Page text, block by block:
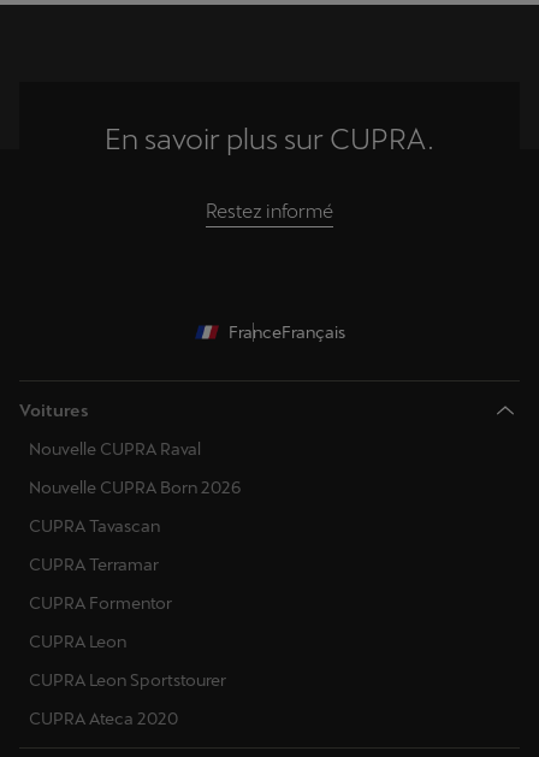
En savoir plus sur CUPRA.
Restez informé
FranceFrançais
Voitures
Nouvelle CUPRA Raval
Nouvelle CUPRA Born 2026
CUPRA Tavascan
CUPRA Terramar
CUPRA Formentor
CUPRA Leon
CUPRA Leon Sportstourer
CUPRA Ateca 2020